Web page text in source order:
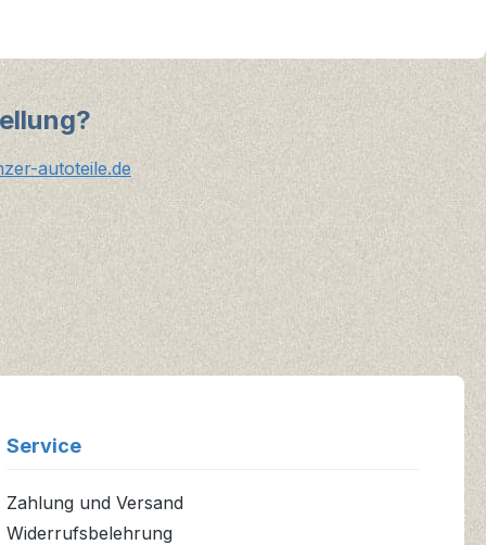
autoteile.de
Service
Zahlung und Versand
Widerrufsbelehrung